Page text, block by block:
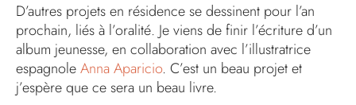
D’autres projets en résidence se dessinent pour l’an
prochain, liés à l’oralité. Je viens de finir l’écriture d’un
album jeunesse, en collaboration avec l’illustratrice
espagnoleAnna Aparicio. C’est un beau projet et
j’espère que ce sera un beau livre.